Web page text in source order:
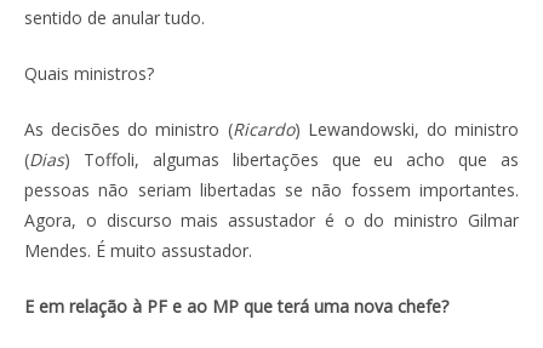
sentido de anular tudo.
Quais ministros?
As decisões do ministro (Ricardo) Lewandowski, do ministro
(Dias) Toffoli, algumas libertações que eu acho que as
pessoas não seriam libertadas se não fossem importantes.
Agora, o discurso mais assustador é o do ministro Gilmar
Mendes. É muito assustador.
E em relação à PF e ao MP que terá uma nova chefe?